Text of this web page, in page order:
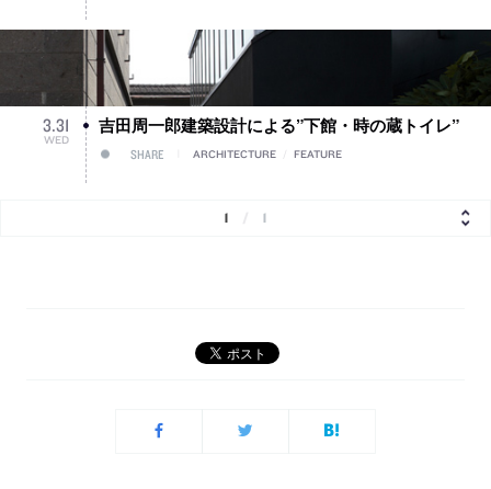
3.31
WED
吉田周一郎建築設計による”下館・時の蔵トイレ”
SHARE ARCHITECTURE FEATURE
1 1